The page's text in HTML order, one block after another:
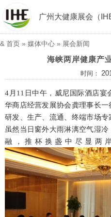
广州大健康展会（
& 首页 » 媒体中心 » 展会新闻
海峡两岸健康产
时间：
4月11日中午，威尼国际酒店宴
华商店经营发展协会龚理事长
研发、生产、流通、终端市场专
虽然当日窗外大雨淋漓空气湿
融，推杯换盏中尽显两